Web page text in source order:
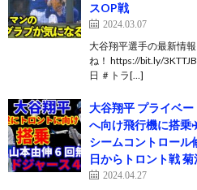
スOP戦
2024.03.07
大谷翔平選手の最新情
ね！ https://bit.ly/
日 ＃トラ[…]
大谷翔平 プライベ
へ向け飛行機に搭乗
シームコントロール
日からトロント戦 菊
2024.04.27